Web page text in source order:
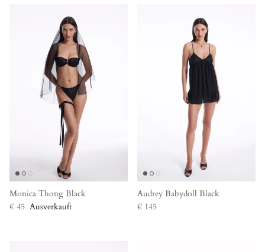
Monica Thong Black
€ 45 Ausverkauft
Audrey Babydoll Black
€ 145